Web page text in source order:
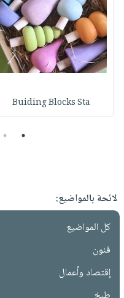
Buiding Blocks Sta
1
2
لائحة بالمواضيع:
كل المواضيع
فنون
إقتصاد وأعمال